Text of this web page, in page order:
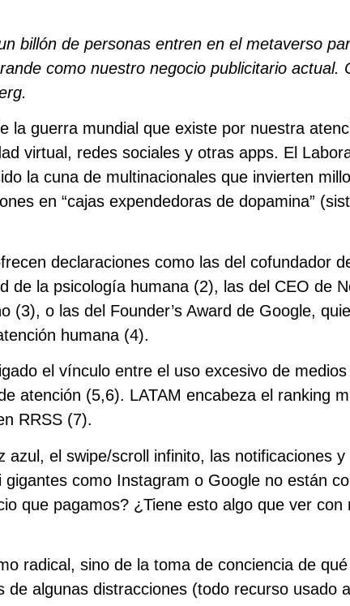
billón de personas entren en el metaverso
como nuestro negocio publicitario actual.
la guerra mundial que existe por nuestra
virtual, redes sociales y otras apps. El
la cuna de multinacionales que invierten
en “cajas expendedoras de dopamina”
declaraciones como las del cofundador
de la psicología humana (2), las del CEO de
(3), o las del Founder’s Award de Google,
humana (4).
el vínculo entre el uso excesivo de
atención (5,6). LATAM encabeza el ranking
RRSS (7).
azul, el swipe/scroll infinito, las notificaciones
como Instagram o Google no están
que pagamos? ¿Tiene esto algo que ver con
radical, sino de la toma de conciencia de
algunas distracciones (todo recurso usado